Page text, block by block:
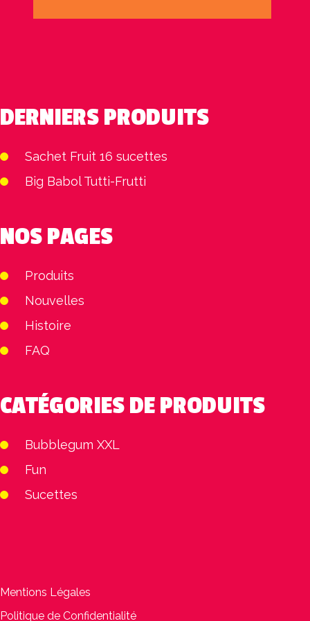
DERNIERS PRODUITS
Sachet Fruit 16 sucettes
Big Babol Tutti-Frutti
NOS PAGES
Produits
Nouvelles
Histoire
FAQ
CATÉGORIES DE PRODUITS
Bubblegum XXL
Fun
Sucettes
Mentions Légales
Politique de Confidentialité